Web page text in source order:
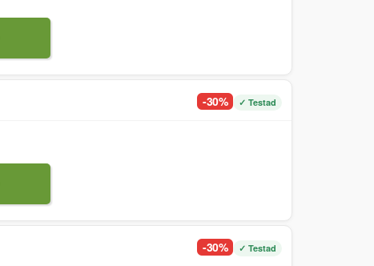
-30% ✓ Testad
-30% ✓ Testad